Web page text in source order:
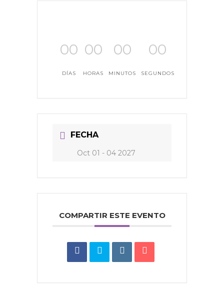
00
DÍAS
00
HORAS
00
MINUTOS
00
SEGUNDOS
FECHA
Oct 01 - 04 2027
COMPARTIR ESTE EVENTO